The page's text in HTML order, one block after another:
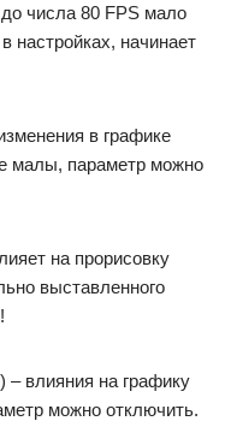
числа 80 FPS мало
настройках, начинает
в графике
малы, параметр можно
на прорисовку
выставленного
– влияния на графику
можно отключить.